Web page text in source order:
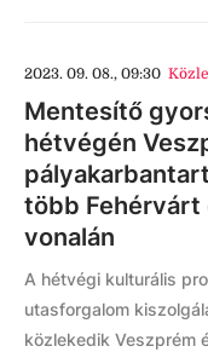
2023. 09. 08., 09:30
Mentesítő
hétvégén
több Fehérvárt
vonalán
A hétvégi kulturális
utasforgalom
közlekedik Veszprém